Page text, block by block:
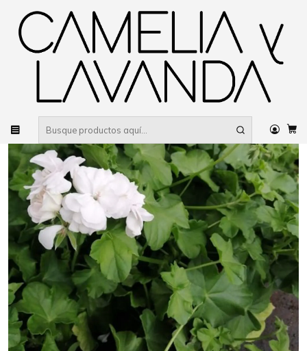
Inicio Planta Flores Más flores Geranio